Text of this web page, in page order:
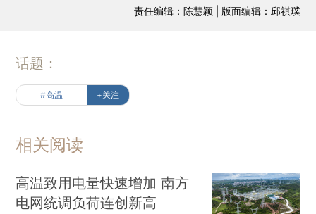
责任编辑：陈慧颖 | 版面编辑：邱祺璞
话题：
#高温 +关注
相关阅读
高温致用电量快速增加 南方
电网统调负荷连创新高